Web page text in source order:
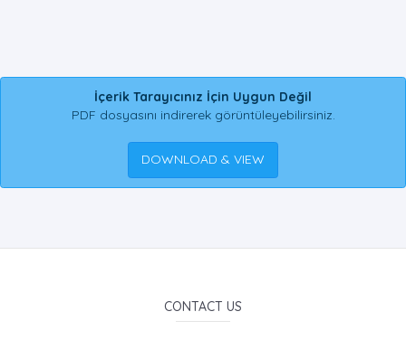
İçerik Tarayıcınız İçin Uygun Değil
PDF dosyasını indirerek görüntüleyebilirsiniz.
DOWNLOAD & VIEW
CONTACT US